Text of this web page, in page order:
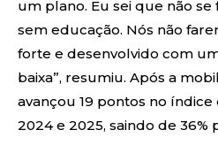
um plano. Eu sei que não
sem educação. Nós não
forte e desenvolvido com
baixa”, resumiu. Após a
avançou 19 pontos no
2024 e 2025, saindo de 36%